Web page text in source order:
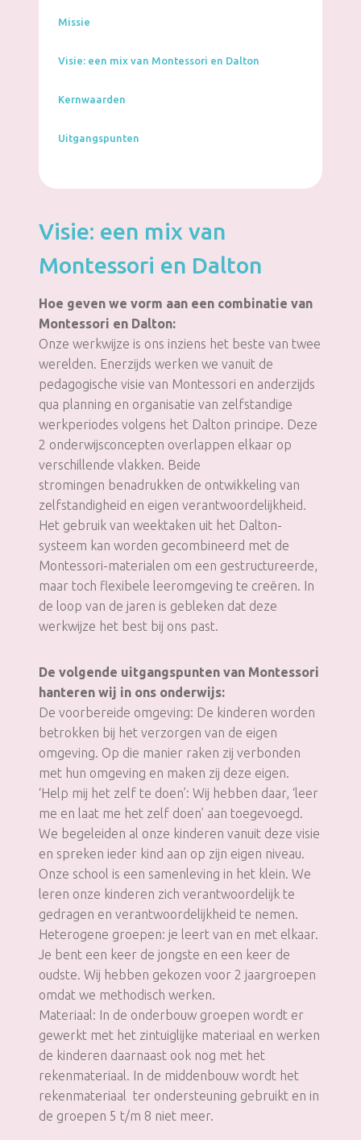
Missie
Visie: een mix van Montessori en Dalton
Kernwaarden
Uitgangspunten
Visie: een mix van
Montessori en Dalton
Hoe geven we vorm aan een combinatie van
Montessori en Dalton:
Onze werkwijze is ons inziens het beste van twee
werelden. Enerzijds werken we vanuit de
pedagogische visie van Montessori en anderzijds
qua planning en organisatie van zelfstandige
werkperiodes volgens het Dalton principe. Deze
2 onderwijsconcepten overlappen elkaar op
verschillende vlakken. Beide
stromingen benadrukken de ontwikkeling van
zelfstandigheid en eigen verantwoordelijkheid.
Het gebruik van weektaken uit het Dalton-
systeem kan worden gecombineerd met de
Montessori-materialen om een gestructureerde,
maar toch flexibele leeromgeving te creëren. In
de loop van de jaren is gebleken dat deze
werkwijze het best bij ons past.
De volgende uitgangspunten van Montessori
hanteren wij in ons onderwijs:
De voorbereide omgeving: De kinderen worden
betrokken bij het verzorgen van de eigen
omgeving. Op die manier raken zij verbonden
met hun omgeving en maken zij deze eigen.
‘Help mij het zelf te doen’: Wij hebben daar, ‘leer
me en laat me het zelf doen’ aan toegevoegd.
We begeleiden al onze kinderen vanuit deze visie
en spreken ieder kind aan op zijn eigen niveau.
Onze school is een samenleving in het klein. We
leren onze kinderen zich verantwoordelijk te
gedragen en verantwoordelijkheid te nemen.
Heterogene groepen: je leert van en met elkaar.
Je bent een keer de jongste en een keer de
oudste. Wij hebben gekozen voor 2 jaargroepen
omdat we methodisch werken.
Materiaal: In de onderbouw groepen wordt er
gewerkt met het zintuiglijke materiaal en werken
de kinderen daarnaast ook nog met het
rekenmateriaal. In de middenbouw wordt het
rekenmateriaal ter ondersteuning gebruikt en in
de groepen 5 t/m 8 niet meer.